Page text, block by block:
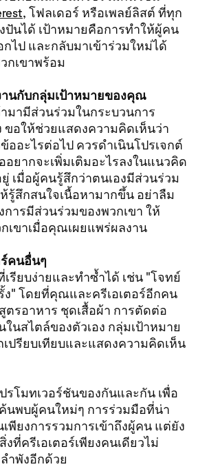
, โฟลเดอร์ หรือเพลย์ลิสต์ ​ที่ทุก
ปันได้ เป้าหมายคือการทำให้ผู้คน
กไป และกลับมาเข้าร่วมใหม่ได้
กเขาพร้อม
านกับกลุ่มเป้าหมายของคุณ
มามีส่วนร่วมในกระบวนการ
ขอให้ช่วยแสดงความคิดเห็นว่า
อะไรต่อไป ควรดำเนินโปรเจกต์
อยากจะเพิ่มเติมอะไรลงในแนวคิด
เมื่อผู้คนรู้สึกว่าตนเองมีส่วนร่วม
รู้สึกสนใจเนื้อหามากขึ้น อย่าลืม
ารมีส่วนร่วมของพวกเขา ให้
เขาเมื่อคุณเผยแพร่ผลงาน
คนอื่นๆ
รียบง่ายและทำซ้ำได้ เช่น "โจทย์
ง" โดยที่คุณและครีเอเตอร์อีกคน
รอาหาร ชุดเสื้อผ้า การตัดต่อ
นสไตล์ของตัวเอง กลุ่มเป้าหมาย
ปรียบเทียบและแสดงความคิดเห็น
โมทเวอร์ชันของกันและกัน เพื่อ
นพบผู้คนใหม่ๆ การร่วมมือที่น่า
พียงการรวมการเข้าถึงผู้คน แต่ยัง
งที่ครีเอเตอร์เพียงคนเดียวไม่
ำพังอีกด้วย